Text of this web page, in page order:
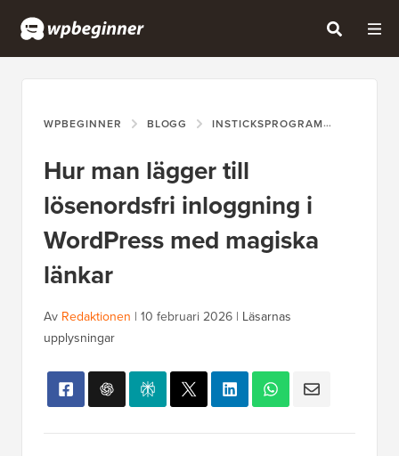
WPBEGINNER BLOGG INSTICKSPROGRAM
Hur man lägger till
lösenordsfri inloggning i
WordPress med magiska
länkar
Av Redaktionen | 10 februari 2026 | Läsarnas
upplysningar